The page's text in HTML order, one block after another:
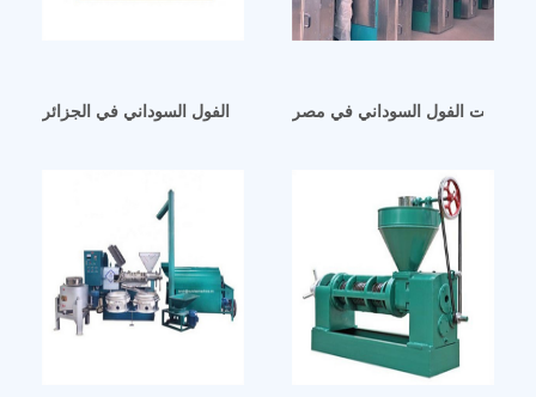
أفضل مبيعات آلة زيت الفول السوداني في الجزائرزيت الفول السوداني في مصر